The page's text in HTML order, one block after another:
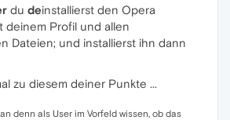
du deinstallierst den Opera
deinem Profil und allen
Dateien; und installierst ihn dann
zu diesem deiner Punkte ...
denn als User im Vorfeld wissen, ob das